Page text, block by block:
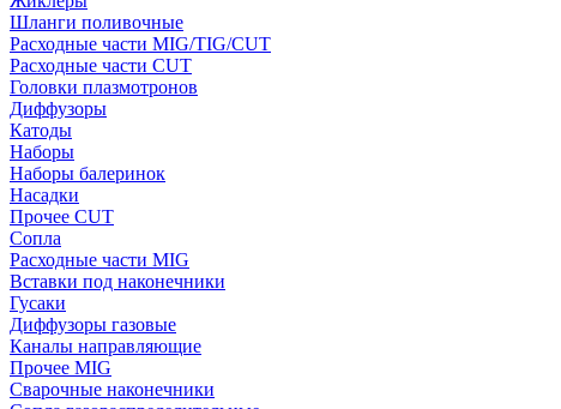
Шланги поливочные
Расходные части MIG/TIG/CUT
Расходные части CUT
Головки плазмотронов
Диффузоры
Катоды
Наборы
Наборы балеринок
Насадки
Прочее CUT
Сопла
Расходные части MIG
Вставки под наконечники
Гусаки
Диффузоры газовые
Каналы направляющие
Прочее MIG
Сварочные наконечники